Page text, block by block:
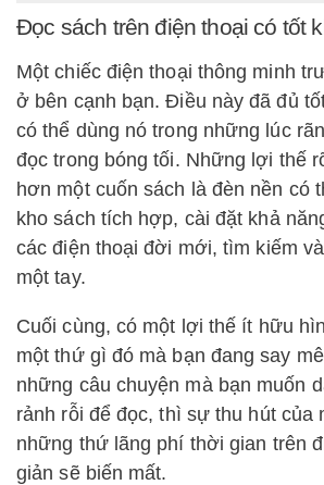
Đọc sách trên điện thoại có tốt
Một chiếc điện thoại thông minh
ở bên cạnh bạn. Điều này đã đủ
có thể dùng nó trong những lúc
đọc trong bóng tối. Những lợi thế
hơn một cuốn sách là đèn nền có
kho sách tích hợp, cài đặt khả
các điện thoại đời mới, tìm kiếm
một tay.
Cuối cùng, có một lợi thế ít hữu
một thứ gì đó mà bạn đang say
những câu chuyện mà bạn muốn
rảnh rỗi để đọc, thì sự thu hút của
những thứ lãng phí thời gian trên
giản sẽ biến mất.